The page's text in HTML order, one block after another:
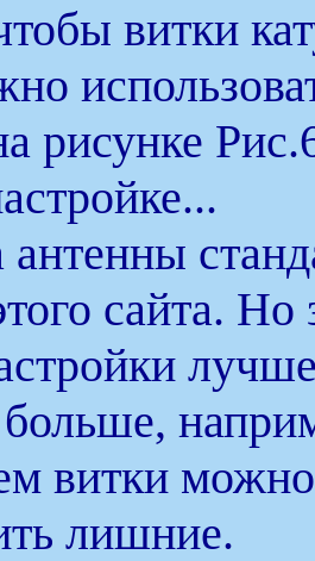
витки
рисунке
сайта.
больше,
витки
лишние.